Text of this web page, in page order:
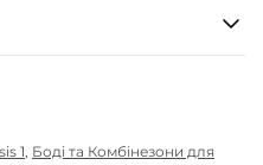
1, Боді та Комбінезони для